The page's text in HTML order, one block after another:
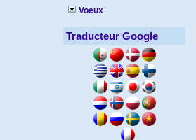
Voeux
Traducteur Google